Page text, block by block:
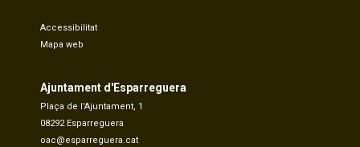
Accessibilitat
Mapa web
Ajuntament d'Esparreguera
Plaça de l'Ajuntament, 1
08292 Esparreguera
oac@esparreguera.cat